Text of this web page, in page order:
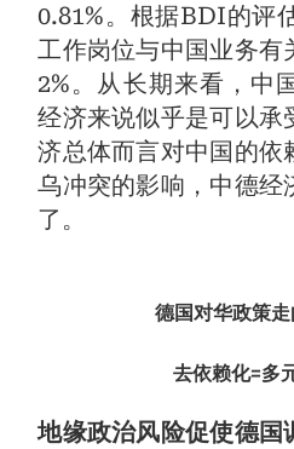
0.81%。根据BDI的评
工作岗位与中国业务有
2%。从长期来看，中
经济来说似乎是可以承
济总体而言对中国的依
乌冲突的影响，中德经
了。
德国对华政策走
去依赖化=多
地缘政治风险促使德国